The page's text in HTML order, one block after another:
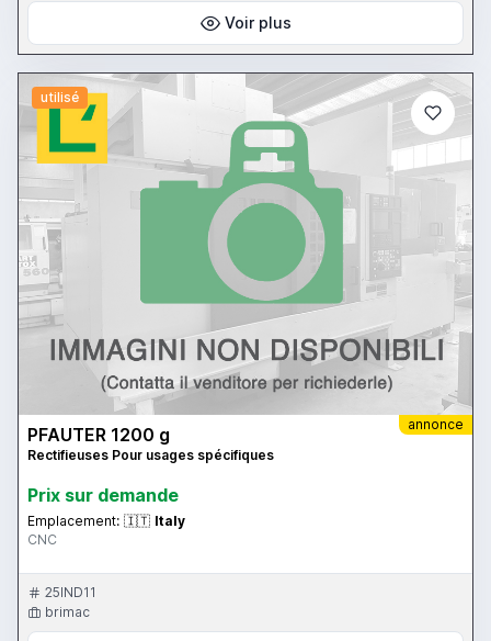
Voir plus
utilisé
annonce
PFAUTER 1200 g
Rectifieuses Pour usages spécifiques
Prix ​​sur demande
Emplacement: 🇮🇹 Italy
CNC
25IND11
brimac